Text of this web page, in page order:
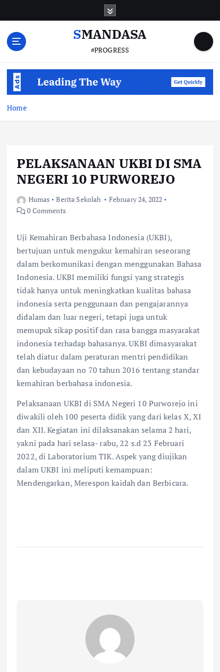
SMANDASA
#PROGRESS
Home
PELAKSANAAN UKBI DI SMA
NEGERI 10 PURWOREJO
Humas Berita Sekolah
February 24, 2022
0 Comments
Uji Kemahiran Berbahasa Indonesia (UKBI),
bertujuan untuk mengukur kemahiran seseorang
dalam berkomunikasi dengan menggunakan Bahasa
Indonesia. UKBI memiliki fungsi yang strategis
tidak hanya untuk meningkatkan kualitas bahasa
indonesia serta penggunaan dan pengajarannya
didalam dan luar negeri, tetapi juga untuk
memupuk sikap positif dan rasa bangga masyarakat
indonesia terhadap bahasanya. UKBI dimasyarakat
telah diatur dalam peraturan mentri pendidikan
dan kebudayaan no 70 tahun 2016 tentang standar
kemahiran berbahasa indonesia.
Pelaksanaan UKBI di SMA Negeri 10 Purworejo ini
diwakili oleh 100 peserta didik yang dari kelas X, XI
dan XII. Kegiatan ini dilaksanakan selama 2 hari,
yakni pada hari selasa- rabu, 22 s.d 23 Februari
2022, di Laboratorium TIK. Aspek yang diujikan
dalam UKBI ini meliputi kemampuan:
Mendengarkan, Merespon kaidah dan Berbicara.